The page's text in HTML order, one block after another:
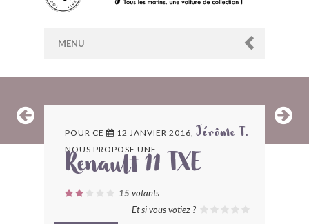
MENU
ARCHIVES
LES CONTRIBUTEURS
POUR CE 12 JANVIER 2016, Jérôme T.
NOUS PROPOSE UNE
Renault 11 TXE
15 votants
Et si vous votiez ?